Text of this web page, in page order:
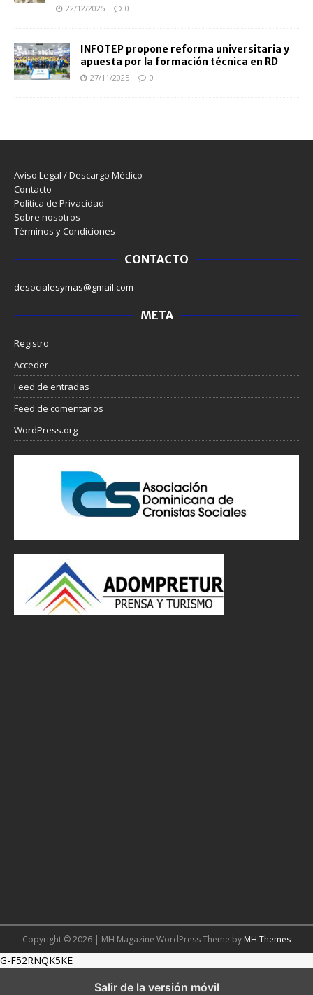
22/12/2025 0
INFOTEP propone reforma universitaria y
apuesta por la formación técnica en RD
27/11/2025 0
Aviso Legal / Descargo Médico
Contacto
Política de Privacidad
Sobre nosotros
Términos y Condiciones
CONTACTO
desocialesymas@gmail.com
META
Registro
Acceder
Feed de entradas
Feed de comentarios
WordPress.org
Copyright © 2026 | MH Magazine WordPress Theme by MH Themes
G-F52RNQK5KE
Salir de la versión móvil